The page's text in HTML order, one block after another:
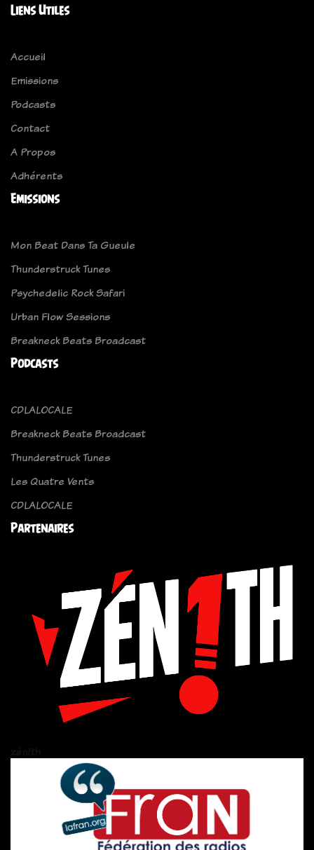
Liens Utiles
Accueil
Emissions
Podcasts
Contact
A Propos
Adhérents
Emissions
Mon Beat Dans Ta Gueule
Thunderstruck Tunes
Psychedelic Rock Safari
Urban Flow Sessions
Breakneck Beats Broadcast
Podcasts
CDLALOCALE
Breakneck Beats Broadcast
Thunderstruck Tunes
Les Quatre Vents
CDLALOCALE
Partenaires